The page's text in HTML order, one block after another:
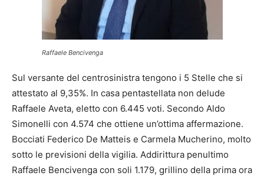
Raffaele Bencivenga
Sul versante del centrosinistra tengono i 5 Stelle che si
attestato al 9,35%. In casa pentastellata non delude
Raffaele Aveta, eletto con 6.445 voti. Secondo Aldo
Simonelli con 4.574 che ottiene un’ottima affermazione.
Bocciati Federico De Matteis e Carmela Mucherino, molto
sotto le previsioni della vigilia. Addirittura penultimo
Raffaele Bencivenga con soli 1.179, grillino della prima ora